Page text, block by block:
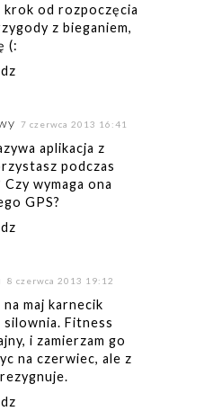
krok od rozpoczęcia
z bieganiem,
(:
7 czerwca 2013 16:41
aplikacja z
podczas
Czy wymaga ona
GPS?
8 czerwca 2013 19:12
na maj karnecik
Fitness
i zamierzam go
na czerwiec, ale z